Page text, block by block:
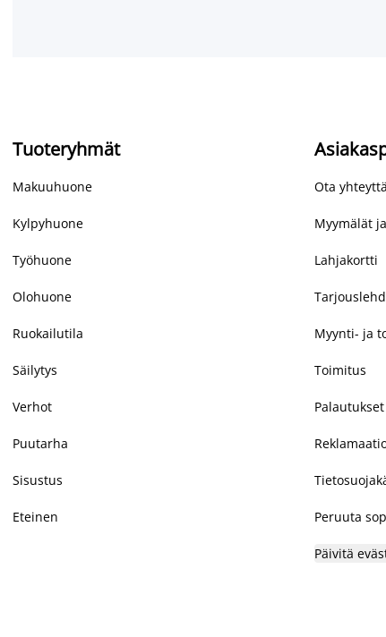
Tuoteryhmät
Makuuhuone
Kylpyhuone
Työhuone
Olohuone
Ruokailutila
Säilytys
Verhot
Puutarha
Sisustus
Eteinen
Ota
Myymälät
Lahjakortti
Myynti- ja
Toimitus
Palautukset
Peruuta
Päivitä